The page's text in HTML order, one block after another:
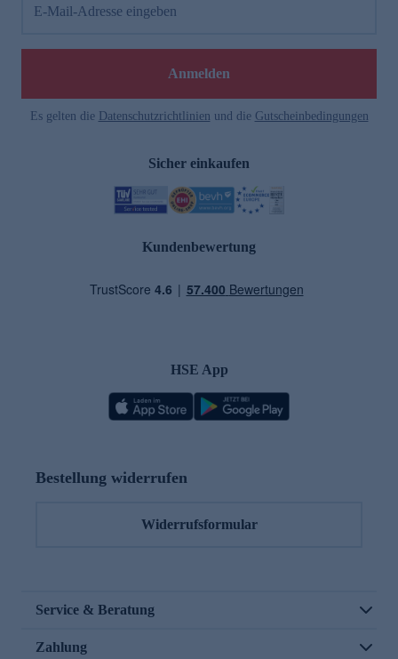
E-Mail-Adresse eingeben
Anmelden
Es gelten die Datenschutzrichtlinien und die Gutscheinbedingungen
Sicher einkaufen
Kundenbewertung
HSE App
Bestellung widerrufen
Widerrufsformular
Service & Beratung
Zahlung